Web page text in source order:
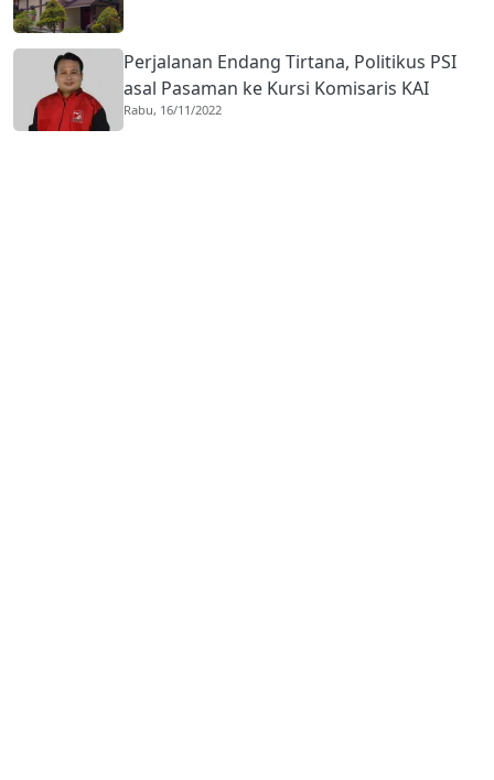
Perjalanan Endang Tirtana, Politikus PSI
asal Pasaman ke Kursi Komisaris KAI
Rabu, 16/11/2022